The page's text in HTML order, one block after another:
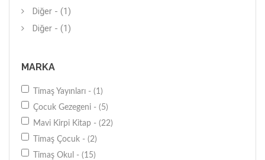
Diğer - (1)
Diğer - (1)
MARKA
Timaş Yayınları - (1)
Çocuk Gezegeni - (5)
Mavi Kirpi Kitap - (22)
Timaş Çocuk - (2)
Timaş Okul - (15)